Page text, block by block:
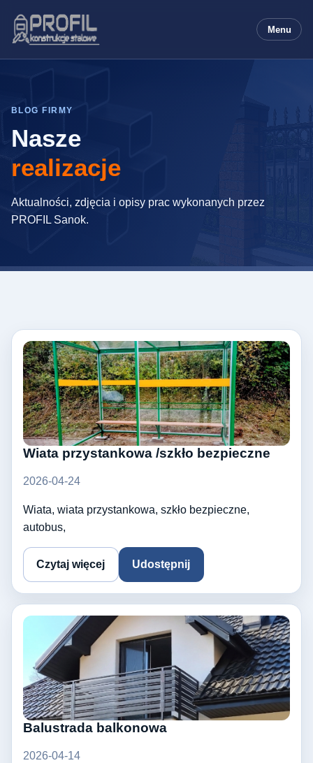
Menu
BLOG FIRMY
Nasze
realizacje
Aktualności, zdjęcia i opisy prac wykonanych przez
PROFIL Sanok.
Wiata przystankowa /szkło bezpieczne
2026-04-24
Wiata, wiata przystankowa, szkło bezpieczne,
autobus,
Czytaj więcej Udostępnij
Balustrada balkonowa
2026-04-14